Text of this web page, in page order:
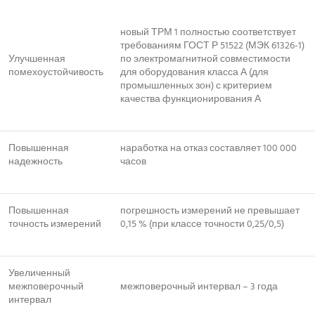
Улучшенная
помехоустойчивость
новый ТРМ 1 полностью соответствует
требованиям ГОСТ Р 51522 (МЭК 61326-1)
по электромагнитной совместимости
для оборудования класса А (для
промышленных зон) с критерием
качества функционирования А
Повышенная
надежность
наработка на отказ составляет 100 000
часов
Повышенная
точность измерений
погрешность измерений не превышает
0,15 % (при классе точности 0,25/0,5)
Увеличенный
межповерочный
интервал
межповерочный интервал – 3 года